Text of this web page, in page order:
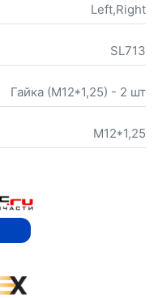
Left,Right
SL713
Гайка (М12*1,25) - 2 шт
М12*1,25